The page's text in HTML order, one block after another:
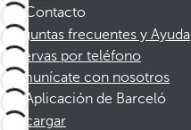
Contacto
Preguntas frecuentes y Ayuda
Reservas por teléfono
Comunícate con nosotros
Aplicación de Barceló
Descargar